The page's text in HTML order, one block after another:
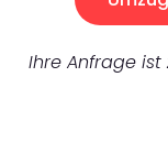
Ihre Anfrage ist